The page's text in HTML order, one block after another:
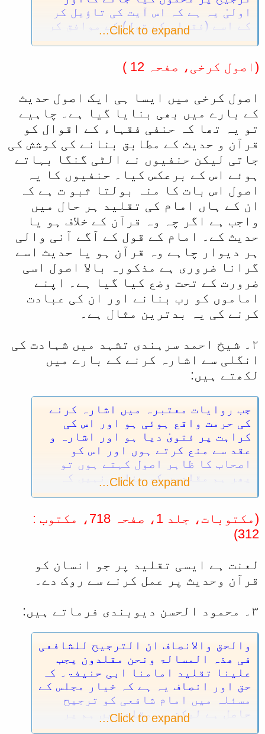
اولیٰ یہ ہے کہ اس آیت کی تاؤیل کر
کے اسے (فقہاء کے قول) کے موافق کر
Click to expand...
(اصول کرخی، صفحہ 12 )
اصول کرخی میں ایسا ہی ایک اصول حدیث
کے بارے میں بھی بنایا گیا ہے۔ چاہیے
تو یہ تھا کہ حنفی فقہاء کے اقوال کو
قرآن و حدیث کے مطابق بنانے کی کوشش کی
جاتی لیکن حنفیوں نے الٹی گنگا بہاتے
ہوئے اس کے برعکس کیا۔ حنفیوں کا یہ
اصول اس بات کا منہ بولتا ثبو ت ہے کہ
ان کے ہاں امام کی تقلید ہر حال میں
واجب ہے اگر چہ وہ قرآن کے خلاف ہو یا
حدیث کے۔ امام کے قول کے آگے آنی والی
ہر دیوار چاہے وہ قرآن ہو یا حدیث اسے
گرانا ضروری ہے مذکورہ بالا اصول اسی
ضرورت کے تحت وضع کیا گیا ہے۔ اپنے
اماموں کو رب بنانے اور ان کی عبادت
کرنے کی یہ بدترین مثال ہے۔
۲۔ شیخ احمد سرہندی تشہد میں شہادت کی
انگلی سے اشارہ کرنے کے بارے میں
لکھتے ہیں:
جب روایات معتبرہ میں اشارہ کرنے
کی حرمت واقع ہوئی ہو اور اس کی
کراہت پر فتویٰ دیا ہو اور اشارہ و
عقد سے منع کرتے ہوں اور اس کو
اصحاب کا ظاہر اصول کہتے ہوں تو
پھر ہم مقلدوں کو مناسب نہیں کہ
احادیث کے موافق عمل کرکے اشارہ
علمائے مجتہدین کے فتویٰ کے ہوتے
امر محرم اور مکروہ اور منہی کے
مرتکب ہوں۔
Click to expand...
(مکتوبات، جلد 1، صفحہ 718، مکتوب :
312)
لعنت ہے ایسی تقلید پر جو انسان کو
قرآن وحدیث پر عمل کرنے سے روک دے۔
۳۔ محمود الحسن دیوبندی فرماتے ہیں:
والحق والانصاف ان الترجیح للشافعی
فی ھذہ المسالۃ ونحن مقلدون یجب
علینا تقلید امامنا ابی حنیفۃ۔ کہ
حق اور انصاف یہ ہے کہ خیار مجلس کے
مسئلہ میں امام شافعی کو ترجیح
حاصل ہے لیکن ہم مقلد ہیں ہم پر
امام ابوحنیفہ کی تقلید واجب ہے۔
Click to expand...